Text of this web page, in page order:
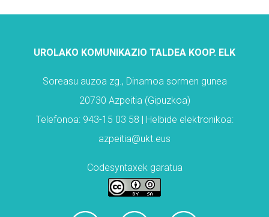
UROLAKO KOMUNIKAZIO TALDEA KOOP. ELK
Soreasu auzoa zg., Dinamoa sormen gunea
20730 Azpeitia (Gipuzkoa)
Telefonoa: 943-15 03 58 | Helbide elektronikoa:
azpeitia@ukt.eus
Codesyntaxek garatua